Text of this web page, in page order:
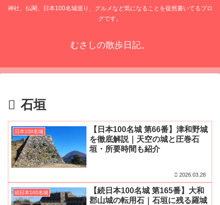
神社、仏閣、日本100名城巡り、グルメなど気になることを徒然書いてるブロ
グです。
むさしの散歩日記。
石垣
日本100名城
【日本100名城 第66番】津和野城
を徹底解説｜天空の城と圧巻石
垣・所要時間も紹介
2026.03.28
続日本100名城
【続日本100名城 第165番】大和
郡山城の転用石｜石垣に残る羅城